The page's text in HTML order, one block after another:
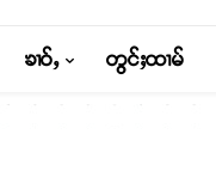
ၶၢဝ်ႇ တွင်ႈထၢမ်